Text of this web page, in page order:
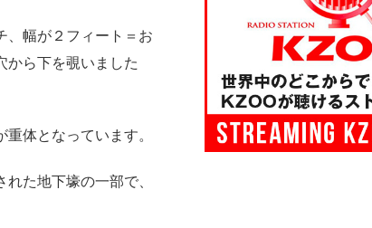
、幅が２フィート＝お
から下を覗いました
体となっています。
た地下壕の一部で、